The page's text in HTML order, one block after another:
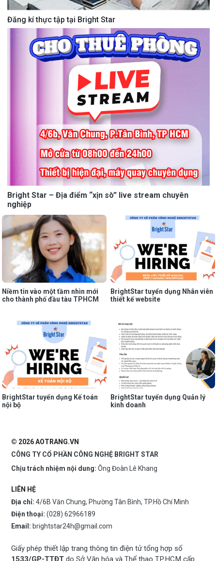
Đăng kí thực tập tại Bright Star
Bright Star – Địa điểm “xịn sò” live stream chuyên
nghiệp
Niềm tin vào một tầm nhìn mới
cho thành phố đầu tàu TPHCM
BrightStar tuyển dụng Nhân viên
thiết kế website
BrightStar tuyển dụng Kế toán
nội bộ
BrightStar tuyển dụng Quản lý
kinh doanh
© 2026 AOTRANG.VN
CÔNG TY CỔ PHẦN CÔNG NGHỆ BRIGHT STAR
Chịu trách nhiệm nội dung: Ông Đoàn Lê Khang
LIÊN HỆ
Địa chỉ: 4/6B Văn Chung, Phường Tân Bình, TP.Hồ Chí Minh
Điện thoại: (028) 62966189
Email: brightstar24h@gmail.com
Giấy phép thiết lập trang thông tin điện tử tổng hợp số
1533/GP-TTĐT do Sở Văn hóa và Thể thao TP.HCM cấp